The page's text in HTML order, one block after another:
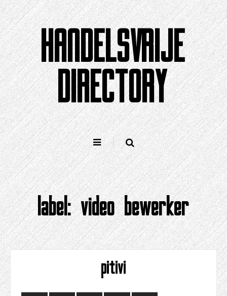
Doorgaan
naar
artikel
HANDELSVRIJE
DIRECTORY
label:video bewerker
pitivi